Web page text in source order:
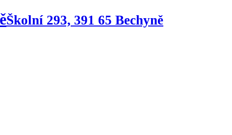
Školní 293, 391 65 Bechyně